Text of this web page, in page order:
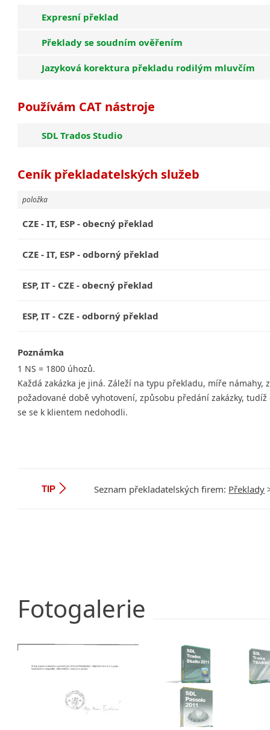
Expresní překlad
Překlady se soudním ověřením
Jazyková korektura překladu rodilým mluvčím
Používám CAT nástroje
SDL Trados Studio
Ceník překladatelských služeb
položka
CZE - IT, ESP - obecný překlad
CZE - IT, ESP - odborný překlad
ESP, IT - CZE - obecný překlad
ESP, IT - CZE - odborný překlad
Poznámka
1 NS = 1800 úhozů.
Každá zakázka je jiná. Záleží na typu překladu, míře
požadované době vyhotovení, způsobu předání zakázky,
se se k klientem nedohodli.
TIP Seznam překladatelských firem: Překlady
Fotogalerie